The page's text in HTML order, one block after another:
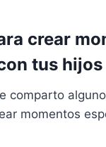
crear
tus hijos
comparto
momentos